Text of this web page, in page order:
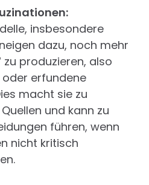
insbesondere
dazu, noch mehr
zu produzieren, also
erfundene
macht sie zu
und kann zu
führen, wenn
nicht kritisch